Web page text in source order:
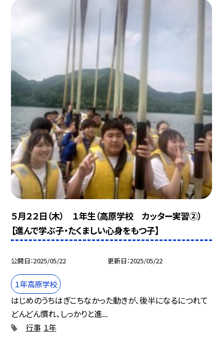
５月２２日（木） １年生（高原学校 カッター実習②）
【進んで学ぶ子・たくましい心身をもつ子】
公開日 2025/05/22 更新日 2025/05/22
１年高原学校
はじめのうちはぎこちなかった動きが、後半になるにつれて
どんどん慣れ、しっかりと進...
行事 １年